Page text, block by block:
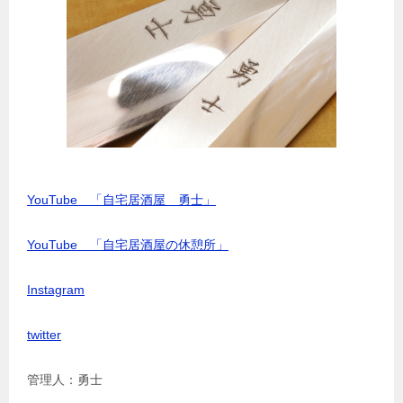
YouTube 「自宅居酒屋 勇士」
YouTube 「自宅居酒屋の休憩所」
Instagram
twitter
管理人：勇士